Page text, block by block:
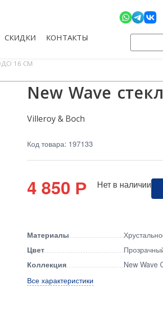
СКИДКИ КОНТАКТЫ
16 СМ
New Wave
Villeroy & Boch
Код товара: 197133
4 850 Р Нет в наличии
Материалы
Цвет
Коллекция
New Wave
Все характеристики